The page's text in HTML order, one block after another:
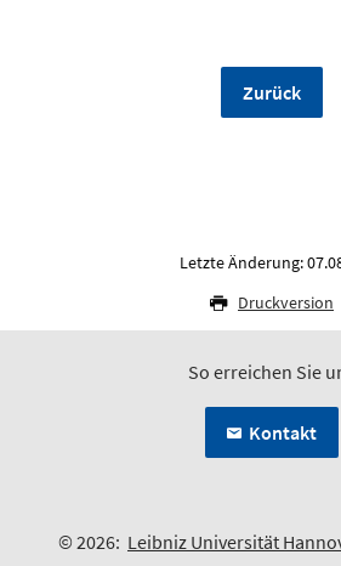
Zurück
Letzte Änderung:
Druckversion
So erreichen Sie
Kontakt
© 2026: Leibniz Universität